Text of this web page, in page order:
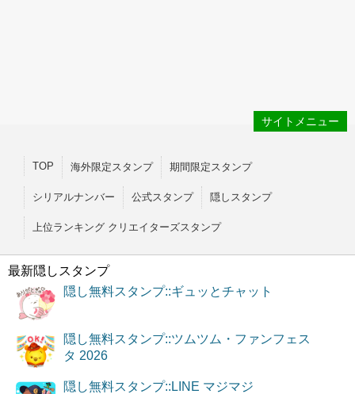
サイトメニュー
TOP 海外限定スタンプ 期間限定スタンプ
シリアルナンバー 公式スタンプ 隠しスタンプ
上位ランキング クリエイターズスタンプ
最新隠しスタンプ
隠し無料スタンプ::ギュッとチャット
隠し無料スタンプ::ツムツム・ファンフェス
タ 2026
隠し無料スタンプ::LINE マジマジ